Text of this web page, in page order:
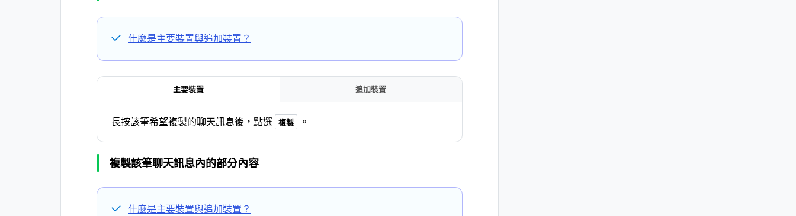
什麼是主要裝置與追加裝置？
主要裝置 追加裝置
長按該筆希望複製的聊天訊息後，點選 複製 。
複製該筆聊天訊息內的部分內容
什麼是主要裝置與追加裝置？